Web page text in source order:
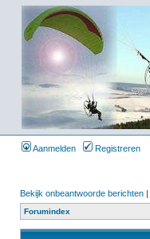
Aanmelden Registreren
Bekijk onbeantwoorde berichten |
Forumindex